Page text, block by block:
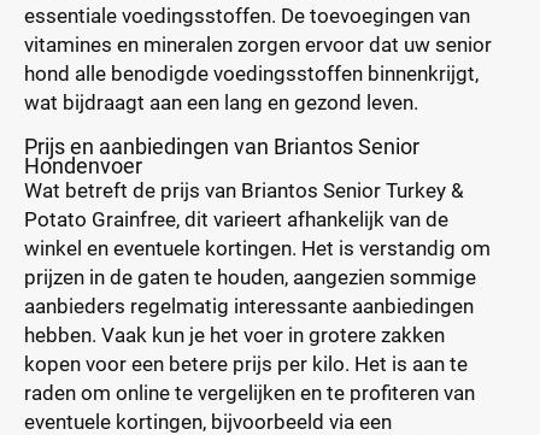
essentiale voedingsstoffen. De toevoegingen van
vitamines en mineralen zorgen ervoor dat uw senior
hond alle benodigde voedingsstoffen binnenkrijgt,
wat bijdraagt aan een lang en gezond leven.
Prijs en aanbiedingen van Briantos Senior
Hondenvoer
Wat betreft de prijs van Briantos Senior Turkey &
Potato Grainfree, dit varieert afhankelijk van de
winkel en eventuele kortingen. Het is verstandig om
prijzen in de gaten te houden, aangezien sommige
aanbieders regelmatig interessante aanbiedingen
hebben. Vaak kun je het voer in grotere zakken
kopen voor een betere prijs per kilo. Het is aan te
raden om online te vergelijken en te profiteren van
eventuele kortingen, bijvoorbeeld via een